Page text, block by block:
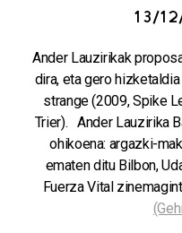
13/
Ander Lauzirikak
dira, eta gero
strange (2009, Spike
Trier). Ander Lauzirika
ohikoena: argazki-
ematen ditu Bilbon,
Fuerza Vital